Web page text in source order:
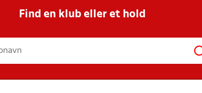
Find en klub eller et hold